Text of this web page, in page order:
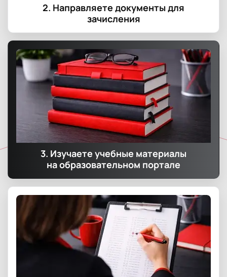
2. Направляете документы для
зачисления
3. Изучаете учебные материалы
на образовательном портале